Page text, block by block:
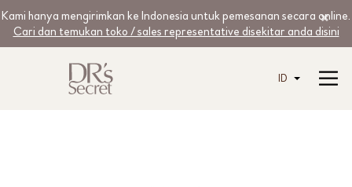
Kami hanya mengirimkan ke Indonesia untuk pemesanan secara online.
Cari dan temukan toko / sales representative disekitar anda disini
ID